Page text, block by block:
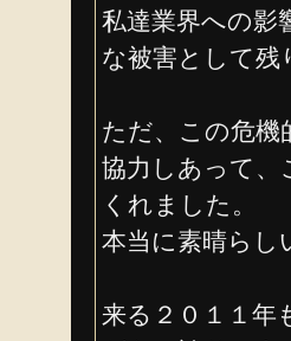
私達業界への影
な被害として残
ただ、この危機
協力しあって、
くれました。
本当に素晴らし
来る２０１１年